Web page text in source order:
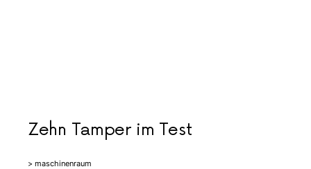
Zehn Tamper im Test
> maschinenraum